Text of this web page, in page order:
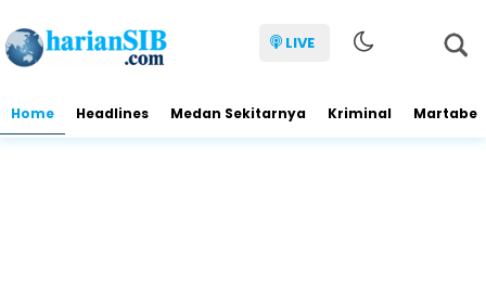
LIVE
Home Headlines Medan Sekitarnya Kriminal Martabe